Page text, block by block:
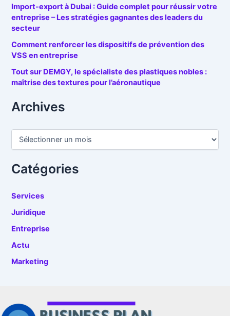
Import-export à Dubai : Guide complet pour réussir votre
entreprise – Les stratégies gagnantes des leaders du
secteur
Comment renforcer les dispositifs de prévention des
VSS en entreprise
Tout sur DEMGY, le spécialiste des plastiques nobles :
maîtrise des textures pour l’aéronautique
Archives
A
h
i
e
Catégories
Services
Juridique
Entreprise
Actu
Marketing